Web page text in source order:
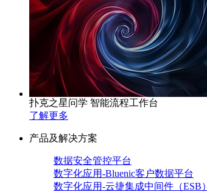
扑克之星问学 智能流程工作台
了解更多
产品及解决方案
数据安全管控平台
数字化应用-Bluenic客户数据平台
数字化应用-云捷集成中间件（ESB）